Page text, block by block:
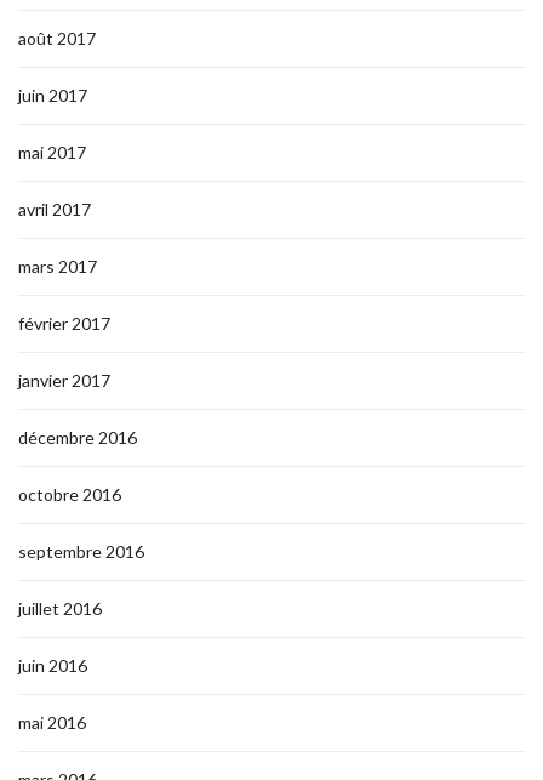
août 2017
juin 2017
mai 2017
avril 2017
mars 2017
février 2017
janvier 2017
décembre 2016
octobre 2016
septembre 2016
juillet 2016
juin 2016
mai 2016